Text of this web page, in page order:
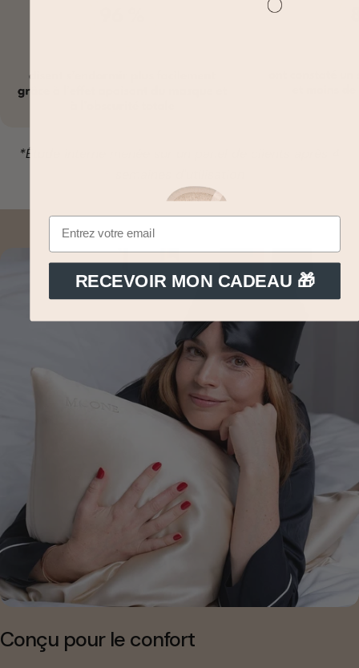
*Étude interne menée sur un panel de clients après 4
Conçu pour le confort
RECEVOIR MON CADEAU 🎁